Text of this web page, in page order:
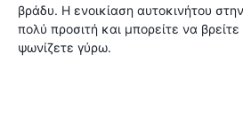
βράδυ. Η ενοικίαση αυτοκινήτου
πολύ προσιτή και μπορείτε να
ψωνίζετε γύρω.